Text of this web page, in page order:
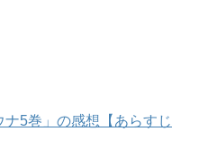
5巻」の感想【あらすじ